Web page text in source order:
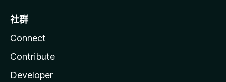
社群
Connect
Contribute
Developer